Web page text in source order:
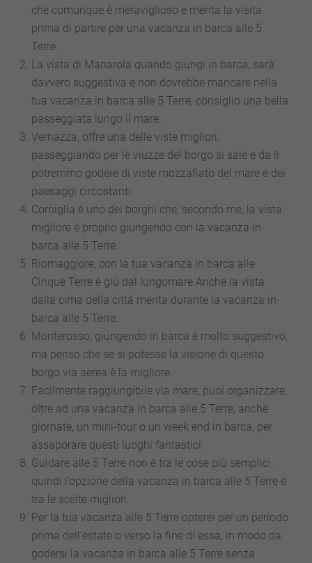
che comunque è meraviglioso e merita la visita
prima di partire per una vacanza in barca alle 5
Terre.
La vista di Manarola quando giungi in barca, sarà
davvero suggestiva e non dovrebbe mancare nella
tua vacanza in barca alle 5 Terre, consiglio una bella
passeggiata lungo il mare.
Vernazza, offre una delle viste migliori,
passeggiando per le viuzze del borgo si sale e da lì
potremmo godere di viste mozzafiato del mare e dei
paesaggi circostanti.
Corniglia è uno dei borghi che, secondo me, la vista
migliore è proprio giungendo con la vacanza in
barca alle 5 Terre.
Riomaggiore, con la tua vacanza in barca alle
Cinque Terre è giù dal lungomare.Anche la vista
dalla cima della città merita durante la vacanza in
barca alle 5 Terre.
Monterosso, giungendo in barca è molto suggestivo,
ma penso che se si potesse la visione di questo
borgo via aerea è la migliore.
Facilmente raggiungibile via mare, puoi organizzare,
oltre ad una vacanza in barca alle 5 Terre, anche
giornate, un mini-tour o un week end in barca, per
assaporare questi luoghi fantastici.
Guidare alle 5 Terre non è tra le cose più semplici,
quindi l’opzione della vacanza in barca alle 5 Terre è
tra le scelte migliori.
Per la tua vacanza alle 5 Terre opterei per un periodo
prima dell’estate o verso la fine di essa, in modo da
godersi la vacanza in barca alle 5 Terre senza